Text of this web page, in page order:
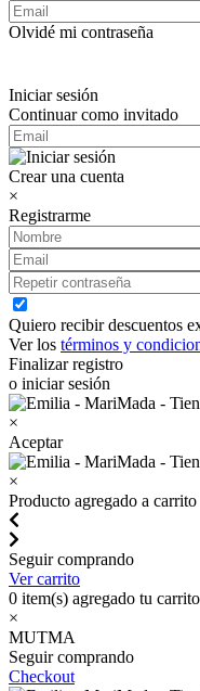
Olvidé mi contraseña
Iniciar sesión
Continuar como invitado
Crear una cuenta
×
Registrarme
Quiero recibir descuentos
Ver los términos y
Finalizar registro
o iniciar sesión
×
Aceptar
×
Producto agregado a carrito
Seguir comprando
Ver carrito
0 item(s) agregado tu carrito
×
MUTMA
Seguir comprando
Checkout